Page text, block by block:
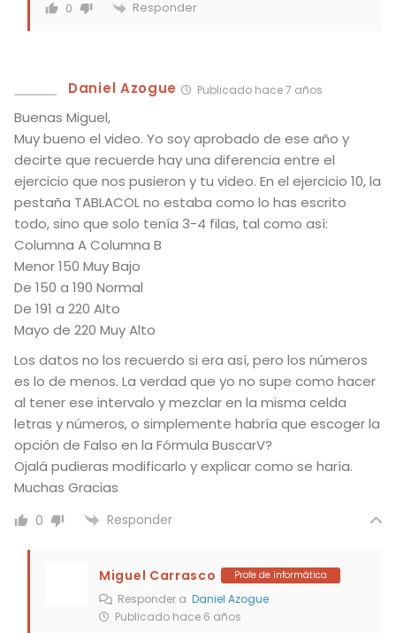
0 Responder
Daniel Azogue Publicado hace 7 años
Buenas Miguel,
Muy bueno el video. Yo soy aprobado de ese año y
decirte que recuerde hay una diferencia entre el
ejercicio que nos pusieron y tu video. En el ejercicio 10, la
pestaña TABLACOL no estaba como lo has escrito
todo, sino que solo tenía 3-4 filas, tal como así:
Columna A Columna B
Menor 150 Muy Bajo
De 150 a 190 Normal
De 191 a 220 Alto
Mayo de 220 Muy Alto
Los datos no los recuerdo si era así, pero los números
es lo de menos. La verdad que yo no supe como hacer
al tener ese intervalo y mezclar en la misma celda
letras y números, o simplemente habría que escoger la
opción de Falso en la Fórmula BuscarV?
Ojalá pudieras modificarlo y explicar como se haría.
Muchas Gracias
0 Responder
Miguel Carrasco Profe de informática
Responder a Daniel Azogue
Publicado hace 6 años